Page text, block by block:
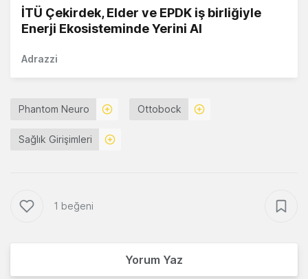
İTÜ Çekirdek, Elder ve EPDK iş birliğiyle
Enerji Ekosisteminde Yerini Al
Adrazzi
Phantom Neuro Ottobock
Sağlık Girişimleri
1 beğeni
Yorum Yaz